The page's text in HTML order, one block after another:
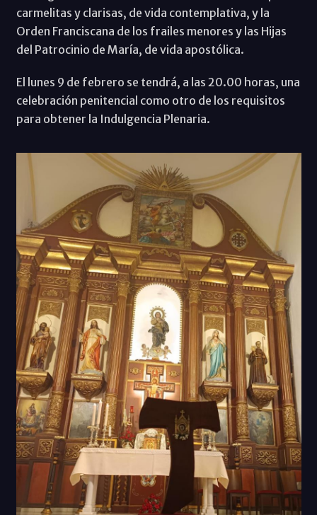
carmelitas y clarisas, de vida contemplativa, y la
Orden Franciscana de los frailes menores y las Hijas
del Patrocinio de María, de vida apostólica.
El lunes 9 de febrero se tendrá, a las 20.00 horas, una
celebración penitencial como otro de los requisitos
para obtener la Indulgencia Plenaria.